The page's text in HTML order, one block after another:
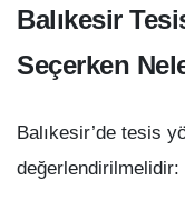
Balıkesir
Seçerken
Balıkesir’de tesis
değerlendirilmelidir: